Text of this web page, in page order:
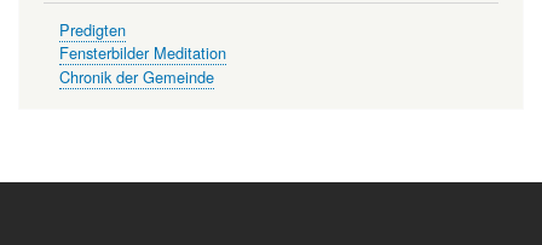
Predigten
Fensterbilder Meditation
Chronik der Gemeinde